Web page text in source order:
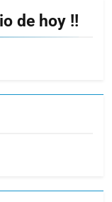
de hoy !!